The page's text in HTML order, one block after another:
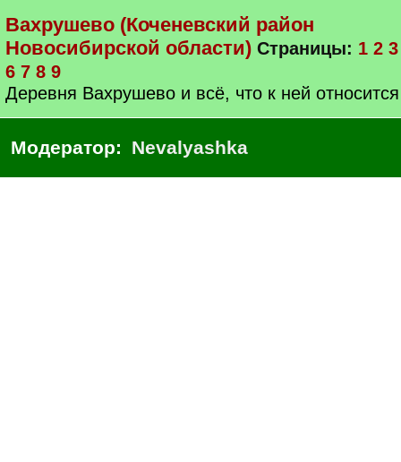
Вахрушево (Коченевский район
Новосибирской области) Страницы: 1 2 3
6 7 8 9
Деревня Вахрушево и всё, что к ней относится
Модератор: Nevalyashka